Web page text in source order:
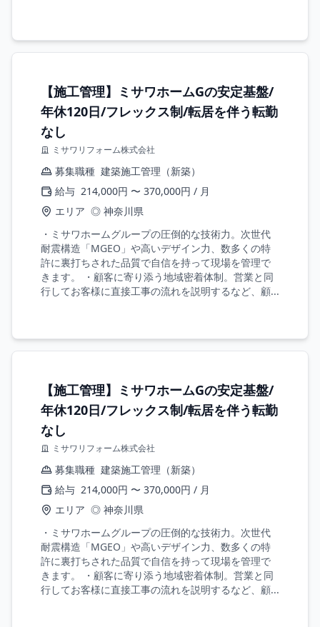
【施工管理】ミサワホームGの安定基盤/
年休120日/フレックス制/転居を伴う転勤
なし
ミサワリフォーム株式会社
募集職種 建築施工管理（新築）
給与 214,000円 〜 370,000円 / 月
エリア ◎ 神奈川県
・ミサワホームグループの圧倒的な技術力。次世代
耐震構造「MGEO」や高いデザイン力、数多くの特
許に裏打ちされた品質で自信を持って現場を管理で
きます。 ・顧客に寄り添う地域密着体制。営業と同
行してお客様に直接工事の流れを説明するなど、顧...
【施工管理】ミサワホームGの安定基盤/
年休120日/フレックス制/転居を伴う転勤
なし
ミサワリフォーム株式会社
募集職種 建築施工管理（新築）
給与 214,000円 〜 370,000円 / 月
エリア ◎ 神奈川県
・ミサワホームグループの圧倒的な技術力。次世代
耐震構造「MGEO」や高いデザイン力、数多くの特
許に裏打ちされた品質で自信を持って現場を管理で
きます。 ・顧客に寄り添う地域密着体制。営業と同
行してお客様に直接工事の流れを説明するなど、顧...